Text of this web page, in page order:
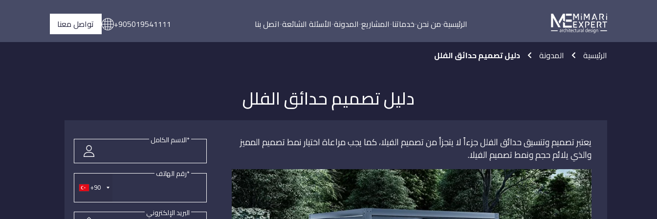
الرئيسية من نحن خدماتنا المشاريع المدونة الأسئلة الشائعة اتصل بنا +905019541111 تواصل معنا
الرئيسية المدونة دليل تصميم حدائق الفلل
دليل تصميم حدائق الفلل
يعتبر تصميم وتنسيق حدائق الفلل جزءاً لا يتجزأ من تصميم الفيلا، كما يجب مراعاة اختيار نمط تصميم المميز
والذي يلائم حجم ونمط تصميم الفيلا.
*الاسم الكامل
+90
*رقم الهاتف
البريد الإلكتروني